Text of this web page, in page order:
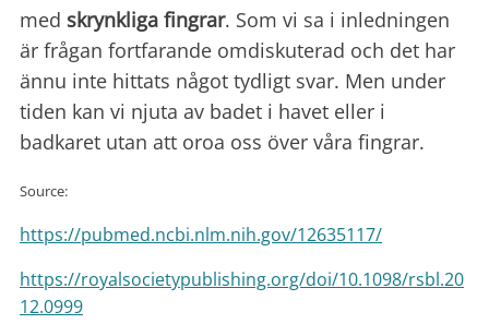
med skrynkliga fingrar. Som vi sa i inledningen
är frågan fortfarande omdiskuterad och det har
ännu inte hittats något tydligt svar. Men under
tiden kan vi njuta av badet i havet eller i
badkaret utan att oroa oss över våra fingrar.
Source:
https://pubmed.ncbi.nlm.nih.gov/12635117/
https://royalsocietypublishing.org/doi/10.1098/rsbl.20
12.0999